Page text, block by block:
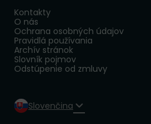
Kontakty
O nás
Ochrana osobných údajov
Pravidlá používania
Archív stránok
Slovník pojmov
Odstúpenie od zmluvy
Slovenčina